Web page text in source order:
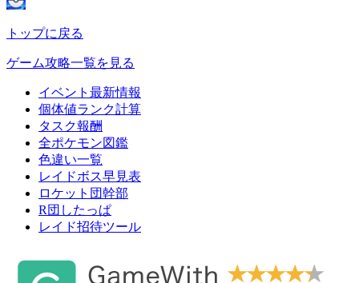
トップに戻る
ゲーム攻略一覧を見る
イベント最新情報
個体値ランク計算
タスク報酬
全ポケモン図鑑
色違い一覧
レイドボス早見表
ロケット団幹部
R団したっぱ
レイド招待ツール